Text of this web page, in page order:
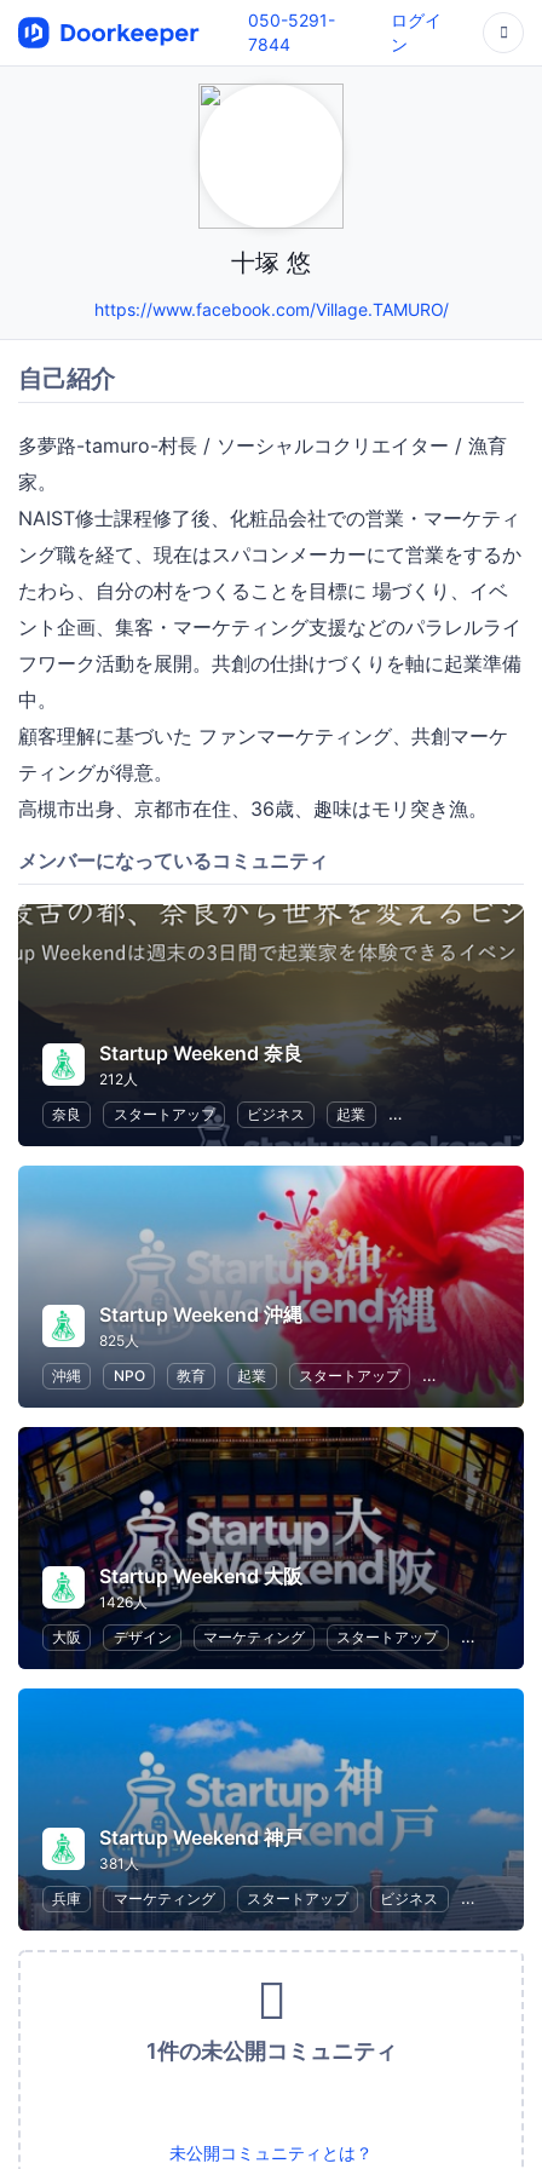
050-5291-
7844
ログイ
ン
十塚 悠
https://www.facebook.com/Village.TAMURO/
自己紹介
多夢路-tamuro-村長 / ソーシャルコクリエイター / 漁育
家。
NAIST修士課程修了後、化粧品会社での営業・マーケティ
ング職を経て、現在はスパコンメーカーにて営業をするか
たわら、自分の村をつくることを目標に 場づくり、イベ
ント企画、集客・マーケティング支援などのパラレルライ
フワーク活動を展開。共創の仕掛けづくりを軸に起業準備
中。
顧客理解に基づいた ファンマーケティング、共創マーケ
ティングが得意。
高槻市出身、京都市在住、36歳、趣味はモリ突き漁。
メンバーになっているコミュニティ
Startup Weekend 奈良
212人
奈良
スタートアップ ビジネス 起業 異業種交流
Startup Weekend 沖縄
825人
沖縄
NPO 教育 起業 スタートアップ ビジネス
Startup Weekend 大阪
1426人
大阪
デザイン マーケティング スタートアップ ハッカソン
Startup Weekend 神戸
381人
兵庫
マーケティング スタートアップ ビジネス ハッカソン
1件の未公開コミュニティ
未公開コミュニティとは？